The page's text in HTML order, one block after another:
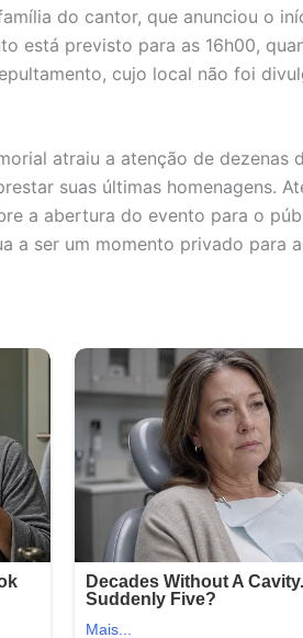
do cantor, que anunciou o
está previsto para as 16h00,
cujo local não foi
atraiu a atenção de dezenas
suas últimas homenagens.
a abertura do evento para o
a ser um momento privado para